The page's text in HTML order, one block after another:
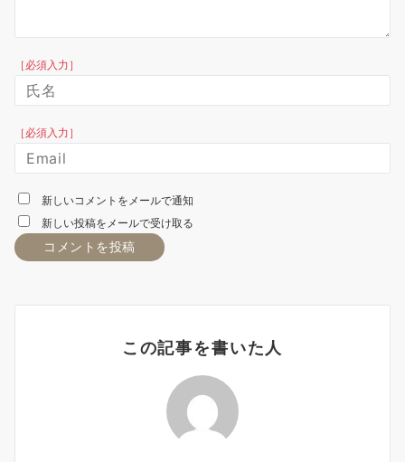
［必須入力］
［必須入力］
新しいコメントをメールで通知
新しい投稿をメールで受け取る
この記事を書いた人